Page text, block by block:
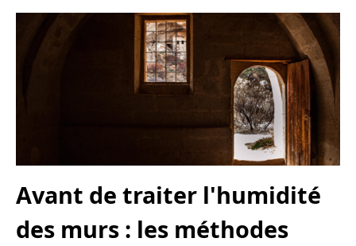
Avant de traiter l'humidité
des murs : les méthodes